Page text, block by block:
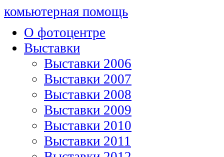
комьютерная помощь
О фотоцентре
Выставки
Выставки 2006
Выставки 2007
Выставки 2008
Выставки 2009
Выставки 2010
Выставки 2011